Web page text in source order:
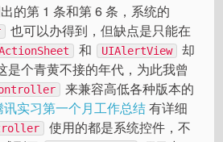
的第 1 条和第 6 条，系统的
也可以办得到，但缺点是只能在
和 UIAlertView
却
是个青黄不接的年代，为此我曾
来兼容高低各种版本的
讯实习第一个月工作总结有详细
使用的都是系统控件，不